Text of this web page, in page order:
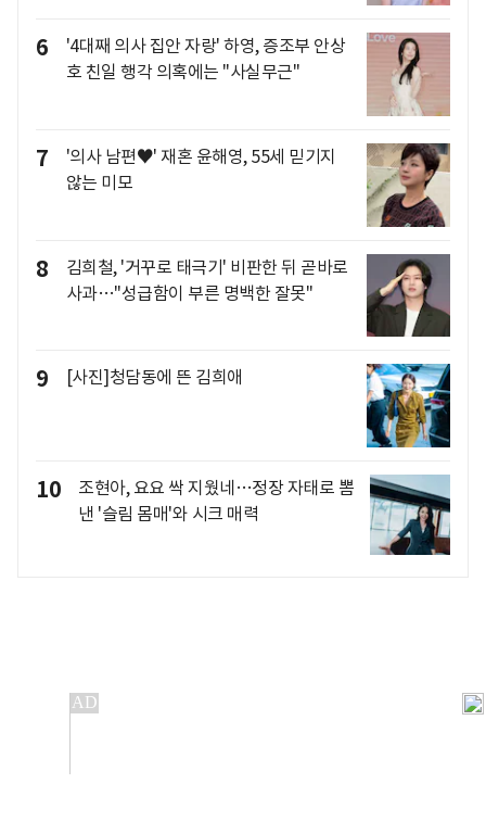
6
'4대째 의사 집안 자랑' 하영, 증조부 안상
호 친일 행각 의혹에는 "사실무근"
7
'의사 남편♥' 재혼 윤해영, 55세 믿기지
않는 미모
8
김희철, '거꾸로 태극기' 비판한 뒤 곧바로
사과…"성급함이 부른 명백한 잘못"
9 [사진]청담동에 뜬 김희애
10
조현아, 요요 싹 지웠네…정장 자태로 뽐
낸 '슬림 몸매'와 시크 매력